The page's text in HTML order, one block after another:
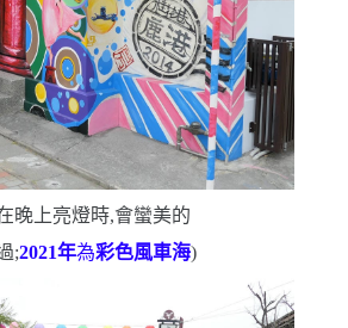
晚上亮燈時,會蠻美的
;2021年為彩色風車海)